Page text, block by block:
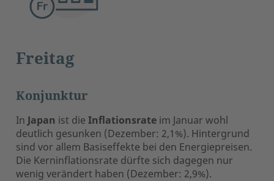
Freitag
Konjunktur
In Japan ist die Inflationsrate im Januar wohl
deutlich gesunken (Dezember: 2,1%). Hintergrund
sind vor allem Basiseffekte bei den Energiepreisen.
Die Kerninflationsrate dürfte sich dagegen nur
wenig verändert haben (Dezember: 2,9%).